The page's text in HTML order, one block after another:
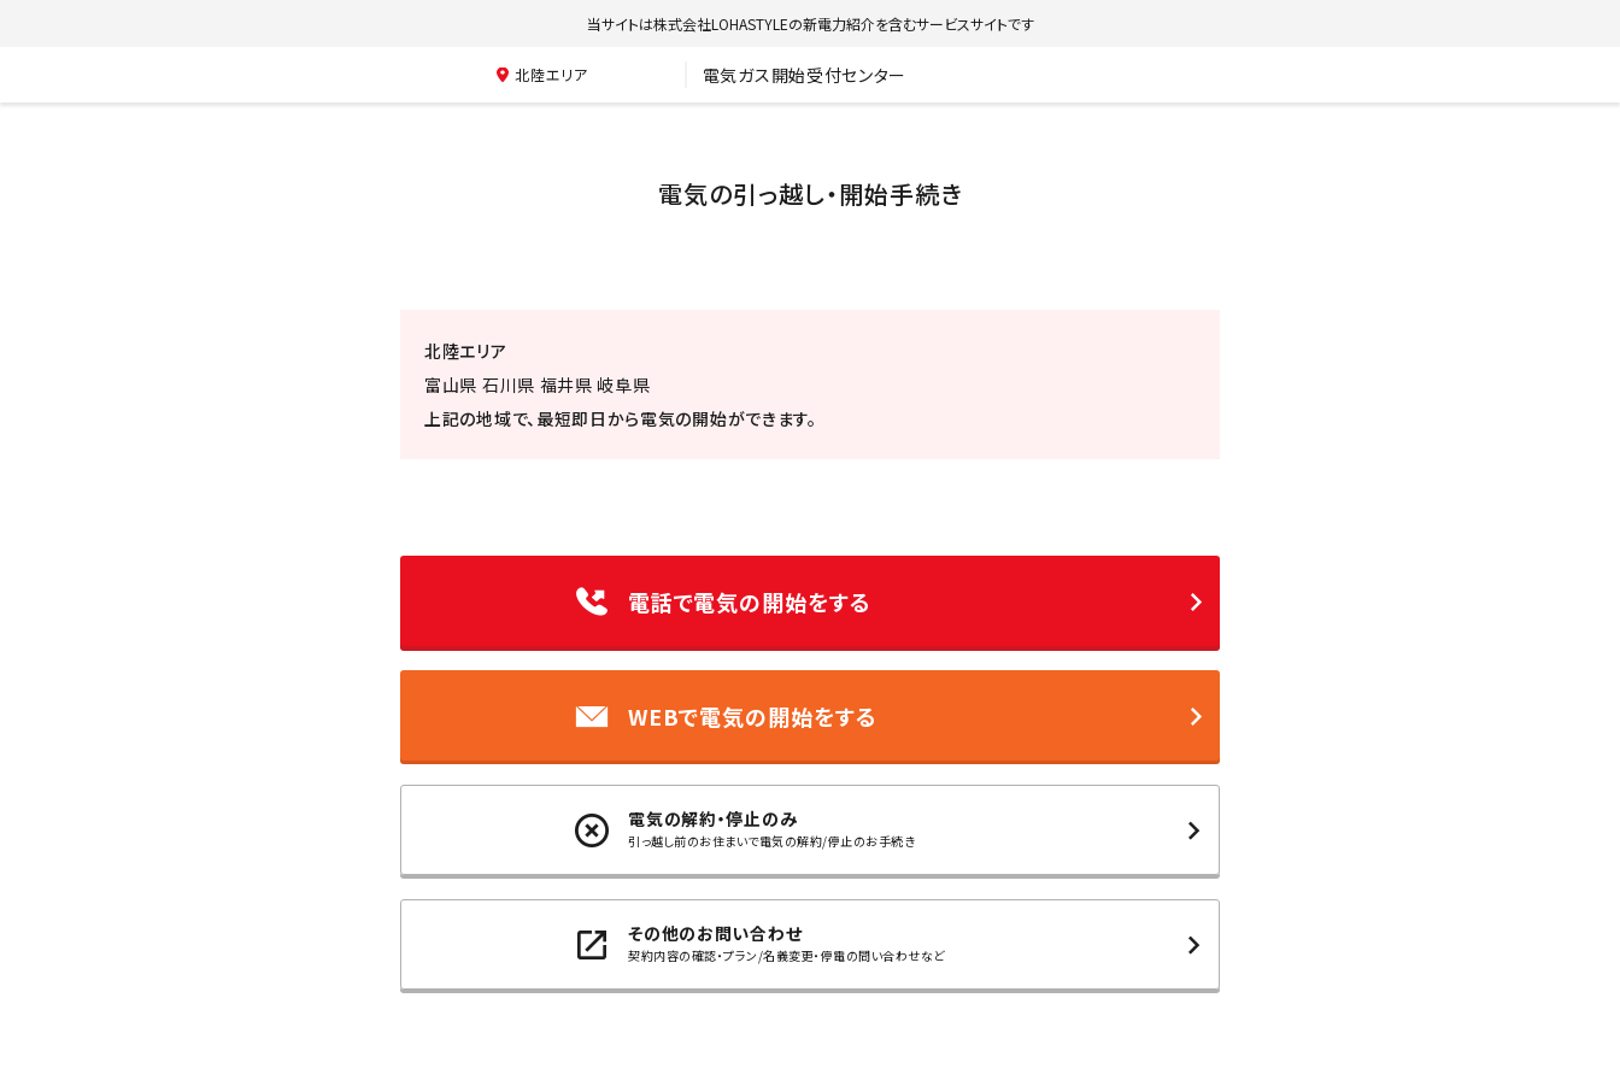
当サイトは株式会社LOHASTYLEの新電力紹介を含むサービスサイトです
北陸エリア 電気ガス開始受付センター
電気の引っ越し・開始手続き
北陸エリア
富山県 石川県 福井県 岐阜県
上記の地域で、最短即日から電気の開始ができます。
電話で電気の開始をする
WEBで電気の開始をする
電気の解約・停止のみ
引っ越し前のお住まいで電気の解約/停止のお手続き
その他のお問い合わせ
契約内容の確認・プラン/名義変更・停電の問い合わせなど